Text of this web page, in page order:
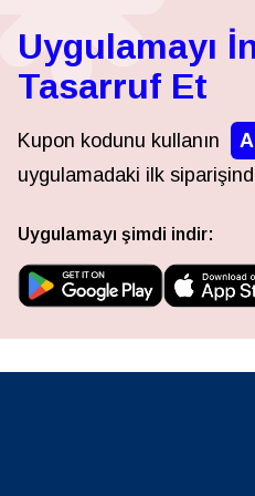
Uygulamayı
Tasarruf Et
Kupon kodunu kullanın
uygulamadaki ilk
Uygulamayı şimdi indir:
한국어
繁體中文
AUD - Avustralya Doları
ILS - Yeni İsrail Şekeli